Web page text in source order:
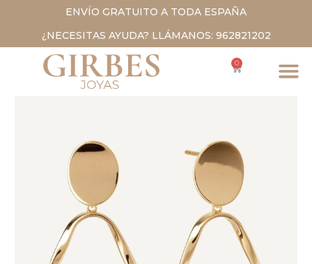
ENVÍO GRATUITO A TODA ESPAÑA
¿NECESITAS AYUDA? LLÁMANOS: 962821202
0